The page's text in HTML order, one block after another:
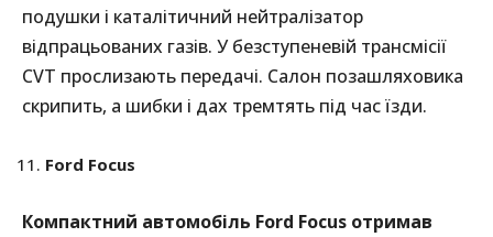
подушки і каталітичний нейтралізатор
відпрацьованих газів. У безступеневій трансмісії
CVT прослизають передачі. Салон позашляховика
скрипить, а шибки і дах тремтять під час їзди.
Ford Focus
Компактний автомобіль Ford Focus отримав